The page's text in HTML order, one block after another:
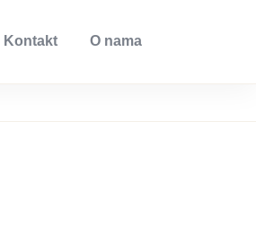
Kontakt O nama